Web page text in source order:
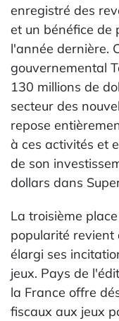
enregistré des
et un bénéfice de
l'année dernière.
gouvernemental
130 millions de
secteur des
repose
à ces activités et
de son
dollars dans
La troisième
popularité revient
élargi ses
jeux. Pays de
la France offre
fiscaux aux jeux